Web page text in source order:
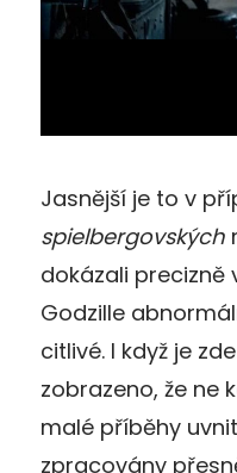
Jasnější je to v
spielbergovských
dokázali precizně
Godzille
citlivé. I když je
zobrazeno, že ne
malé příběhy
zpracovány